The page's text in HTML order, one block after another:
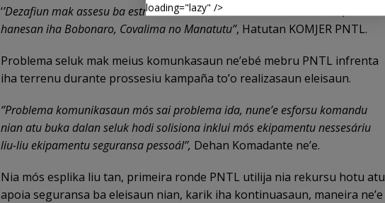
‘’Dezafiun mak assesu ba estrada iha mobilizasaun materiál sensitivu,
hanesan iha Bobonaro, Covalima no Manatutu’’, Hatutan KOMJER PNTL.
Problema seluk mak meius komunkasaun ne’ebé mebru PNTL infrenta
iha terrenu durante prossesiu kampaña to’o realizasaun eleisaun.
‘’Problema komunikasaun mós sai problema ida, nune’e esforsu komandu
nian atu buka dalan seluk hodi solisiona inklui mós ekipamentu nessesáriu
liu-liu ekipamentu seguransa pessoál’’, Dehan Komadante ne’e.
Nia mós esplika liu tan, primeira ronde PNTL utilija nia rekursu hotu atu
apoia seguransa ba eleisaun nian, karik iha kontinuasaun, maneira ne’e
loading="lazy" />